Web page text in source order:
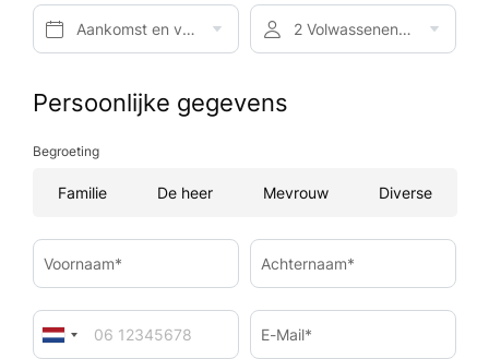
Aankomst en vertrek* 2 Volwassenen, Ontbijt
Persoonlijke gegevens
Begroeting
Familie De heer Mevrouw Diverse
Voornaam* Achternaam*
E-Mail*